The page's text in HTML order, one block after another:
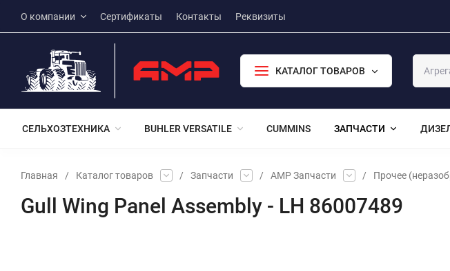
О компании Сертификаты Контакты Реквизиты
КАТАЛОГ ТОВАРОВ
СЕЛЬХОЗТЕХНИКА BUHLER VERSATILE CUMMINS ЗАПЧАСТИ
Главная / Каталог товаров / Запчасти / АМР Запчасти / Прочее
Gull Wing Panel Assembly - LH 86007489